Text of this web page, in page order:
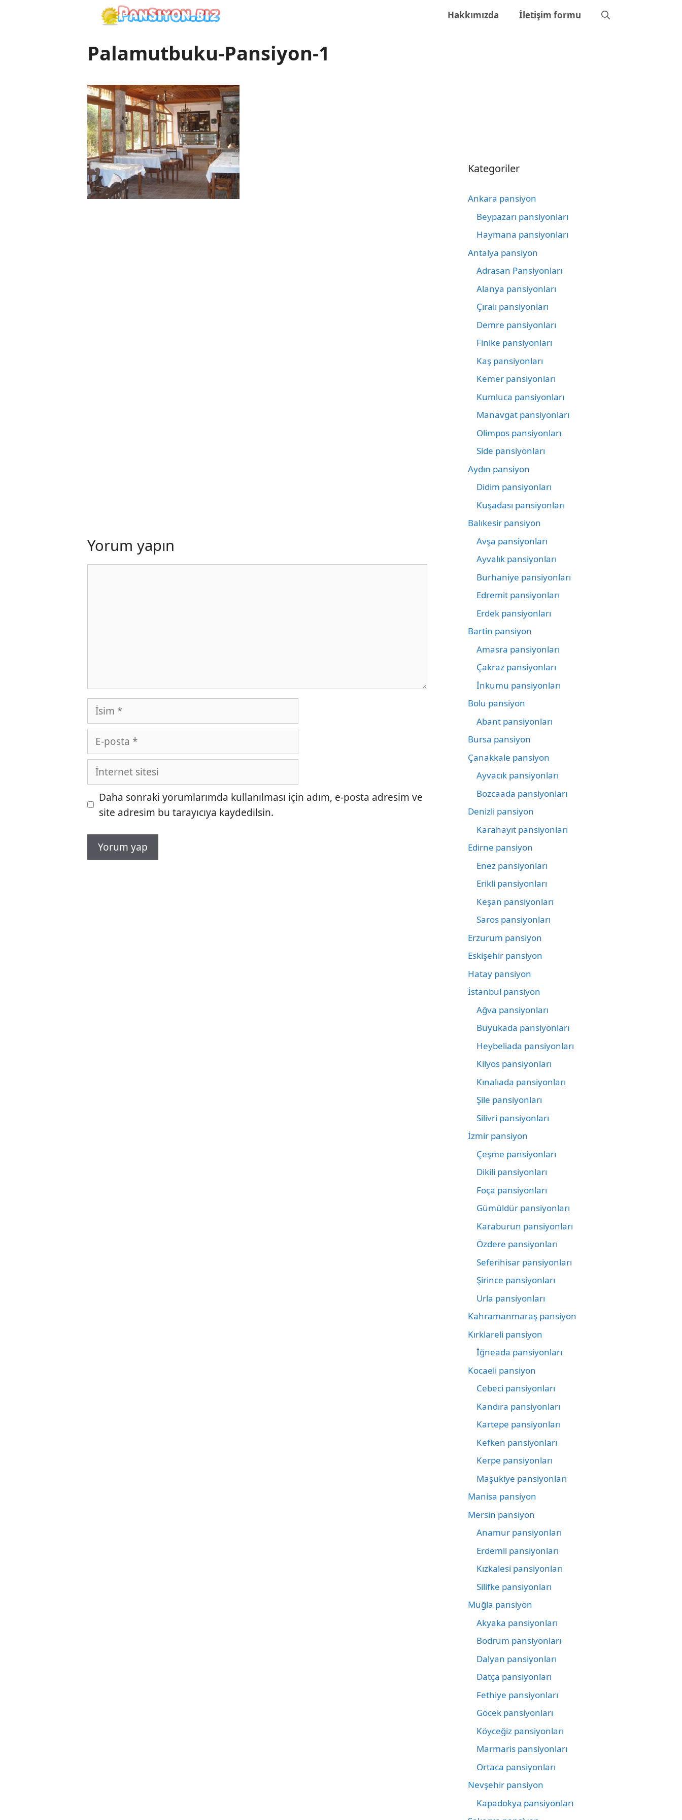
Hakkımızda İletişim formu
Palamutbuku-Pansiyon-1
Yorum yapın
İsim
posta
İnternet
sitesi
Daha sonraki yorumlarımda kullanılması için adım, e-posta adresim ve
site adresim bu tarayıcıya kaydedilsin.
Kategoriler
Ankara pansiyon
Beypazarı pansiyonları
Haymana pansiyonları
Antalya pansiyon
Adrasan Pansiyonları
Alanya pansiyonları
Çıralı pansiyonları
Demre pansiyonları
Finike pansiyonları
Kaş pansiyonları
Kemer pansiyonları
Kumluca pansiyonları
Manavgat pansiyonları
Olimpos pansiyonları
Side pansiyonları
Aydın pansiyon
Didim pansiyonları
Kuşadası pansiyonları
Balıkesir pansiyon
Avşa pansiyonları
Ayvalık pansiyonları
Burhaniye pansiyonları
Edremit pansiyonları
Erdek pansiyonları
Bartin pansiyon
Amasra pansiyonları
Çakraz pansiyonları
İnkumu pansiyonları
Bolu pansiyon
Abant pansiyonları
Bursa pansiyon
Çanakkale pansiyon
Ayvacık pansiyonları
Bozcaada pansiyonları
Denizli pansiyon
Karahayıt pansiyonları
Edirne pansiyon
Enez pansiyonları
Erikli pansiyonları
Keşan pansiyonları
Saros pansiyonları
Erzurum pansiyon
Eskişehir pansiyon
Hatay pansiyon
İstanbul pansiyon
Ağva pansiyonları
Büyükada pansiyonları
Heybeliada pansiyonları
Kilyos pansiyonları
Kınalıada pansiyonları
Şile pansiyonları
Silivri pansiyonları
İzmir pansiyon
Çeşme pansiyonları
Dikili pansiyonları
Foça pansiyonları
Gümüldür pansiyonları
Karaburun pansiyonları
Özdere pansiyonları
Seferihisar pansiyonları
Şirince pansiyonları
Urla pansiyonları
Kahramanmaraş pansiyon
Kırklareli pansiyon
İğneada pansiyonları
Kocaeli pansiyon
Cebeci pansiyonları
Kandıra pansiyonları
Kartepe pansiyonları
Kefken pansiyonları
Kerpe pansiyonları
Maşukiye pansiyonları
Manisa pansiyon
Mersin pansiyon
Anamur pansiyonları
Erdemli pansiyonları
Kızkalesi pansiyonları
Silifke pansiyonları
Muğla pansiyon
Akyaka pansiyonları
Bodrum pansiyonları
Dalyan pansiyonları
Datça pansiyonları
Fethiye pansiyonları
Göcek pansiyonları
Köyceğiz pansiyonları
Marmaris pansiyonları
Ortaca pansiyonları
Nevşehir pansiyon
Kapadokya pansiyonları